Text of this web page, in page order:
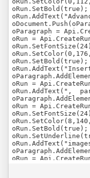
oRun.SetBold(true);
oParagraph =
oRun =
oRun.SetBold(true);
oRun =
oRun.AddText(",
oRun =
oRun.SetBold(true);
oRun =